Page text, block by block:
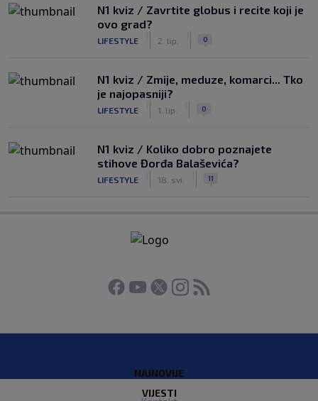
N1 kviz / Zavrtite globus i recite koji je
ovo grad?
LIFESTYLE 2. lip. 0
N1 kviz / Zmije, meduze, komarci... Tko
je najopasniji?
LIFESTYLE 1. lip. 0
N1 kviz / Koliko dobro poznajete
stihove Đorđa Balaševića?
LIFESTYLE 18. svi. 11
NAJNOVIJE
VIJESTI